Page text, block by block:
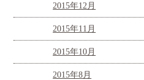
2015年12月
2015年11月
2015年10月
2015年8月